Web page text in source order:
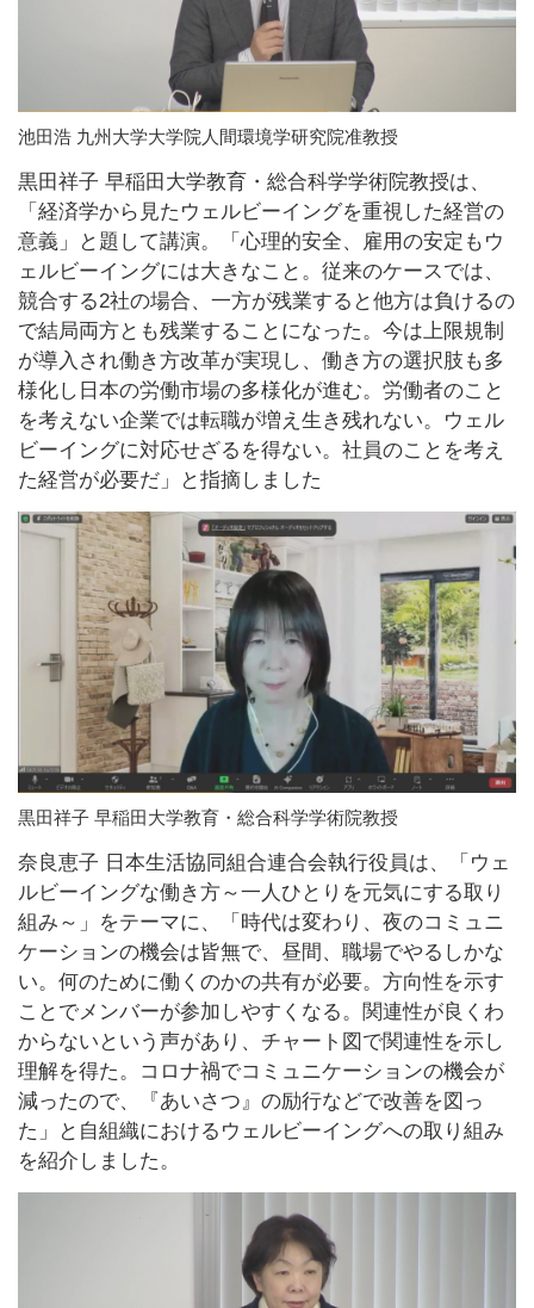
池田浩 九州大学大学院人間環境学研究院准教授
黒田祥子 早稲田大学教育・総合科学学術院教授
黒田祥子 早稲田大学教育・総合科学学術院教授は、
「経済学から見たウェルビーイングを重視した経営の
意義」と題して講演。「心理的安全、雇用の安定もウ
ェルビーイングには大きなこと。従来のケースでは、
競合する2社の場合、一方が残業すると他方は負けるの
で結局両方とも残業することになった。今は上限規制
が導入され働き方改革が実現し、働き方の選択肢も多
様化し日本の労働市場の多様化が進む。労働者のこと
を考えない企業では転職が増え生き残れない。ウェル
ビーイングに対応せざるを得ない。社員のことを考え
た経営が必要だ」と指摘しました
奈良恵子 日本生活協同組合連合会執行役員は、「ウェ
ルビーイングな働き方～一人ひとりを元気にする取り
組み～」をテーマに、「時代は変わり、夜のコミュニ
ケーションの機会は皆無で、昼間、職場でやるしかな
い。何のために働くのかの共有が必要。方向性を示す
ことでメンバーが参加しやすくなる。関連性が良くわ
からないという声があり、チャート図で関連性を示し
理解を得た。コロナ禍でコミュニケーションの機会が
減ったので、『あいさつ』の励行などで改善を図っ
た」と自組織におけるウェルビーイングへの取り組み
を紹介しました。